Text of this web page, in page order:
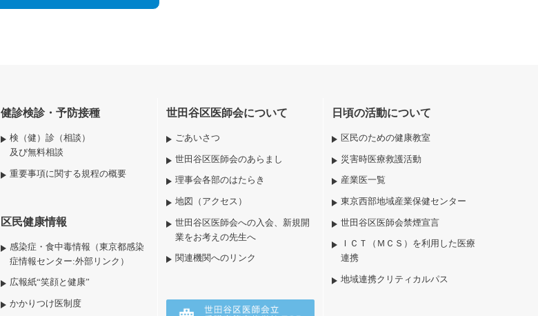
健診検診・予防接種
検（健）診（相談）
及び無料相談
重要事項に関する規程の概要
区民健康情報
感染症・食中毒情報（東京都感染
症情報センター:外部リンク）
広報紙“笑顔と健康”
かかりつけ医制度
世田谷区医師会について
ごあいさつ
世田谷区医師会のあらまし
理事会各部のはたらき
地図（アクセス）
世田谷区医師会への入会、新規開
業をお考えの先生へ
関連機関へのリンク
日頃の活動について
区民のための健康教室
災害時医療救護活動
産業医一覧
東京西部地域産業保健センター
世田谷区医師会禁煙宣言
ＩＣＴ（ＭＣＳ）を利用した医療
連携
地域連携クリティカルパス